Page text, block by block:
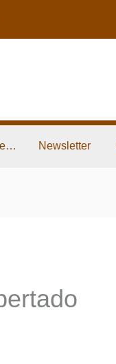
Newsletter